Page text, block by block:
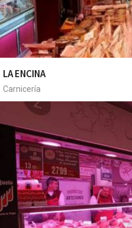
LA ENCINA
Carnicería